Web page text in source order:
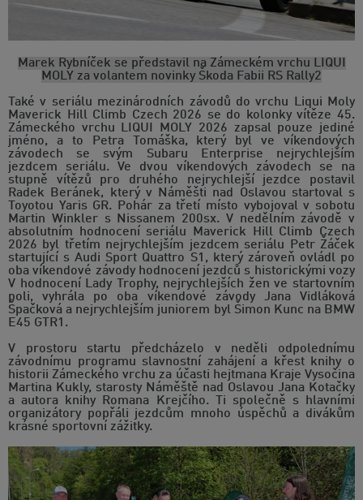
Marek Rybníček se představil na Zámeckém vrchu LIQUI
MOLY za volantem novinky Škoda Fabii RS Rally2
Také v seriálu mezinárodních závodů do vrchu Liqui Moly
Maverick Hill Climb Czech 2026 se do kolonky vítěze 45.
Zámeckého vrchu LIQUI MOLY 2026 zapsal pouze jediné
jméno, a to Petra Tomáška, který byl ve víkendových
závodech se svým Subaru Enterprise nejrychlejším
jezdcem seriálu. Ve dvou víkendových závodech se na
stupně vítězů pro druhého nejrychlejší jezdce postavil
Radek Beránek, který v Náměšti nad Oslavou startoval s
Toyotou Yaris GR. Pohár za třetí místo vybojoval v sobotu
Martin Winkler s Nissanem 200sx. V nedělním závodě v
absolutním hodnocení seriálu Maverick Hill Climb Czech
2026 byl třetím nejrychlejším jezdcem seriálu Petr Žáček
startující s Audi Sport Quattro S1, který zároveň ovládl po
oba víkendové závody hodnocení jezdců s historickými vozy
V hodnocení Lady Trophy, nejrychlejších žen ve startovním
poli, vyhrála po oba víkendové závody Jana Vidláková
Špačková a nejrychlejším juniorem byl Šimon Kunc na BMW
E45 GTR1.
V prostoru startu předcházelo v neděli odpolednímu
závodnímu programu slavnostní zahájení a křest knihy o
historii Zámeckého vrchu za účasti hejtmana Kraje Vysočina
Martina Kukly, starosty Náměště nad Oslavou Jana Kotačky
a autora knihy Romana Krejčího. Ti společně s hlavními
organizátory popřáli jezdcům mnoho úspěchů a divákům
krásné sportovní zážitky.